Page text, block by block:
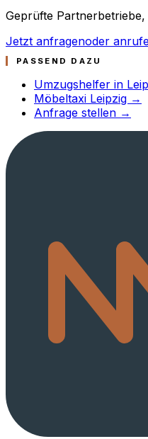
Geprüfte
Jetzt anfragenoder
PASSEND DAZU
Umzugshelfer in
Möbeltaxi Leipzig →
Anfrage stellen →